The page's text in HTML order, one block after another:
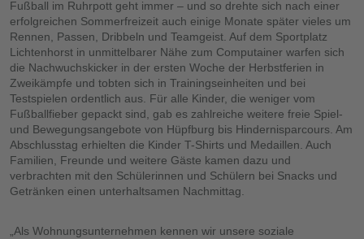
Fußball im Ruhrpott geht immer – und so drehte sich nach einer
erfolgreichen Sommerfreizeit auch einige Monate später vieles um
Rennen, Passen, Dribbeln und Teamgeist. Auf dem Sportplatz
Lichtenhorst in unmittelbarer Nähe zum Computainer warfen sich
die Nachwuchskicker in der ersten Woche der Herbstferien in
Zweikämpfe und tobten sich in Trainingseinheiten und bei
Testspielen ordentlich aus. Für alle Kinder, die weniger vom
Fußballfieber gepackt sind, gab es zahlreiche weitere freie Spiel-
und Bewegungsangebote von Hüpfburg bis Hindernisparcours. Am
Abschlusstag erhielten die Kinder T-Shirts und Medaillen. Auch
Familien, Freunde und weitere Gäste kamen dazu und
verbrachten mit den Schülerinnen und Schülern bei Snacks und
Getränken einen unterhaltsamen Nachmittag.
„Als Wohnungsunternehmen kennen wir unsere soziale